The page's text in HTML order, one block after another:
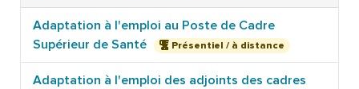
Adaptation à l'emploi au Poste de Cadre
Supérieur de Santé
Présentiel / à distance
Adaptation à l'emploi des adjoints des cadres